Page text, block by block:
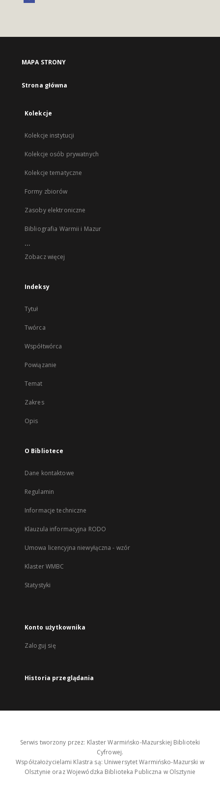
MAPA STRONY
Strona główna
Kolekcje
Kolekcje instytucji
Kolekcje osób prywatnych
Kolekcje tematyczne
Formy zbiorów
Zasoby elektroniczne
Bibliografia Warmii i Mazur
...
Zobacz więcej
Indeksy
Tytuł
Twórca
Współtwórca
Powiązanie
Temat
Zakres
Opis
O Bibliotece
Dane kontaktowe
Regulamin
Informacje techniczne
Klauzula informacyjna RODO
Umowa licencyjna niewyłączna - wzór
Klaster WMBC
Statystyki
Konto użytkownika
Zaloguj się
Historia przeglądania
Serwis tworzony przez: Klaster Warmińsko-Mazurskiej Biblioteki
Cyfrowej.
Współzałożycielami Klastra są: Uniwersytet Warmińsko-Mazurski w
Olsztynie oraz Wojewódzka Biblioteka Publiczna w Olsztynie